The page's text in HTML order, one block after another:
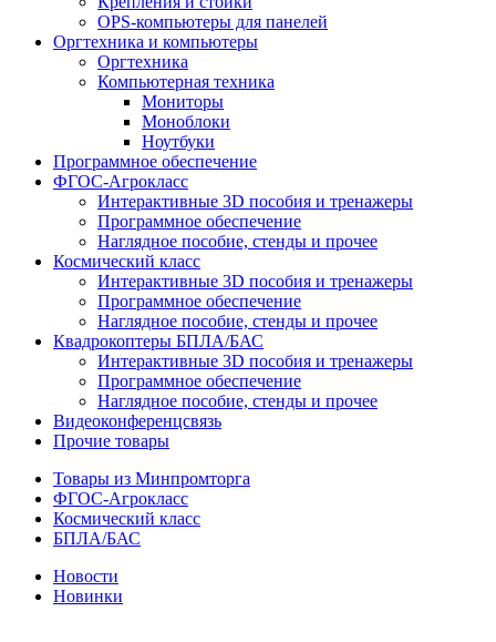
OPS-компьютеры для панелей
Оргтехника и компьютеры
Оргтехника
Компьютерная техника
Мониторы
Моноблоки
Ноутбуки
Программное обеспечение
ФГОС-Агрокласс
Интерактивные 3D пособия и тренажеры
Программное обеспечение
Наглядное пособие, стенды и прочее
Космический класс
Интерактивные 3D пособия и тренажеры
Программное обеспечение
Наглядное пособие, стенды и прочее
Квадрокоптеры БПЛА/БАС
Интерактивные 3D пособия и тренажеры
Программное обеспечение
Наглядное пособие, стенды и прочее
Видеоконференцсвязь
Прочие товары
Товары из Минпромторга
ФГОС-Агрокласс
Космический класс
БПЛА/БАС
Новости
Новинки